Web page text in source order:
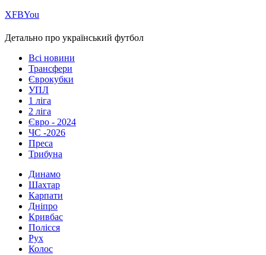
ХFBYou
Детально про український футбол
Всі новини
Трансфери
Єврокубки
УПЛ
1 ліга
2 ліга
Євро - 2024
ЧС -2026
Преса
Трибуна
Динамо
Шахтар
Карпати
Дніпро
Кривбас
Полісся
Рух
Колос